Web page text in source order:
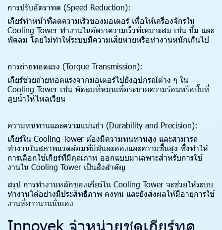
การปรับอัตราทด (Speed Reduction):
เกียร์ทำหน้าที่ลดความเร็วของมอเตอร์ เพื่อให้เครื่องจักรใน
Cooling Tower ทำงานในอัตราความเร็วที่เหมาะสม เช่น ปั๊ม และ
พัดลม โดยไม่ทำให้ระบบมีความเสียหายหรือทำงานหนักเกินไป
การถ่ายทอดแรง (Torque Transmission):
เกียร์ช่วยถ่ายทอดแรงจากมอเตอร์ไปยังอุปกรณ์ต่าง ๆ ใน
Cooling Tower เช่น พัดลมที่หมุนเพื่อระบายความร้อนหรือปั๊มที่
สูบน้ำให้ไหลเวียน
ความทนทานและความแม่นยำ (Durability and Precision):
เกียร์ใน Cooling Tower ต้องมีความทนทานสูง และสามารถ
ทำงานในสภาพแวดล้อมที่มีฝุ่นละอองและความชื้นสูง ซึ่งทำให้
การเลือกใช้เกียร์ที่มีคุณภาพ ออกแบบมาเฉพาะสำหรับการใช้
งานใน Cooling Tower เป็นสิ่งสำคัญ
สรุป การทำงานหลักของเกียร์ใน Cooling Tower จะช่วยให้ระบบ
ทำงานได้อย่างมีประสิทธิภาพ คงทน และยังส่งผลให้มีอายุการใช้
งานที่ยาวนานนั่นเอง
Innovek จำหน่ายชุดเกียร์ทด